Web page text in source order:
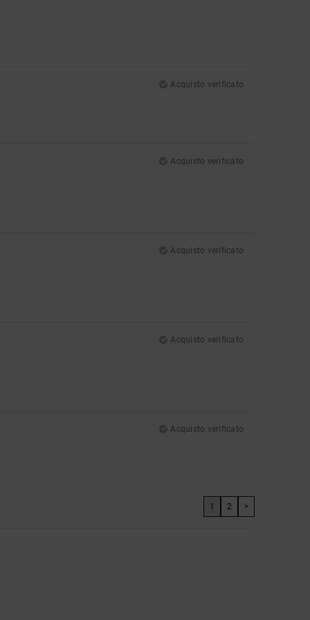
Acquisto verificato
Acquisto verificato
Acquisto verificato
Acquisto verificato
Acquisto verificato
1 2 >